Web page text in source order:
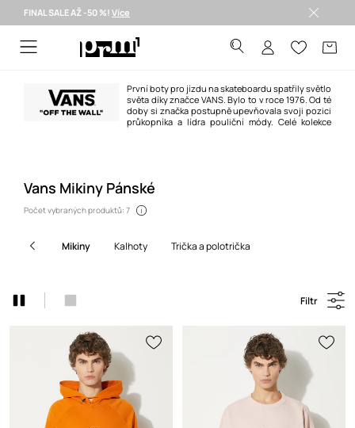
FINAL SALE AŽ -50 %! Více
První boty pro jízdu na skateboardu spatřily světlo
světa díky značce VANS. Bylo to v roce 1976. Od té
doby si značka postupně upevňovala svoji pozici
průkopníka a lídra pouliční módy. Celé kolekce
Vans Mikiny Pánské
Počet vybraných produktů: 7
mikiny kalhoty trička a polotrička
Filtr